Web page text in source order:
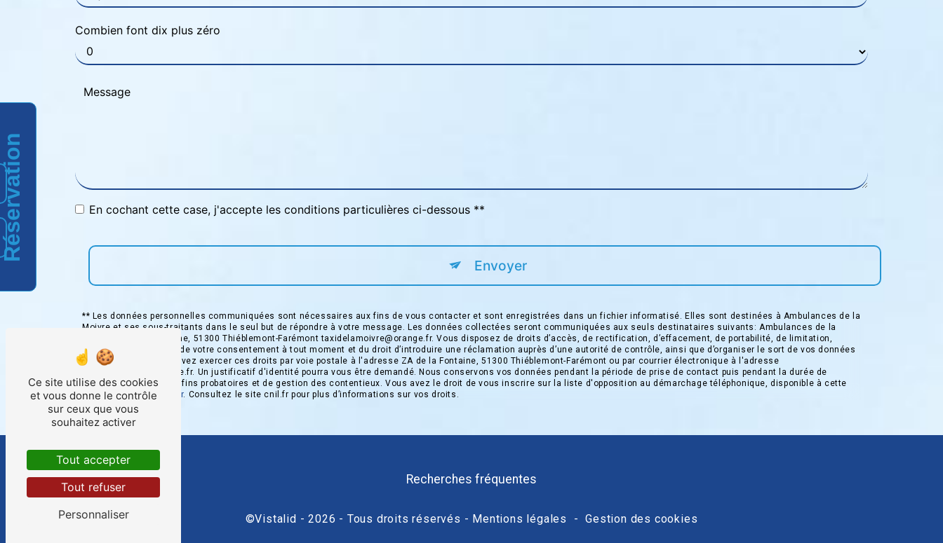
Combien font dix plus zéro
En cochant cette case, j'accepte les conditions particulières ci-dessous **
Envoyer
** Les données personnelles communiquées sont nécessaires aux fins de vous contacter et sont enregistrées dans un fichier informatisé. Elles sont destinées à Ambulances de la
Moivre et ses sous-traitants dans le seul but de répondre à votre message. Les données collectées seront communiquées aux seuls destinataires suivants: Ambulances de la
Moivre ZA de la Fontaine, 51300 Thiéblemont-Farémont taxidelamoivre@orange.fr. Vous disposez de droits d’accès, de rectification, d’effacement, de portabilité, de limitation,
d’opposition, de retrait de votre consentement à tout moment et du droit d’introduire une réclamation auprès d’une autorité de contrôle, ainsi que d’organiser le sort de vos données
post-mortem. Vous pouvez exercer ces droits par voie postale à l'adresse ZA de la Fontaine, 51300 Thiéblemont-Farémont ou par courrier électronique à l'adresse
taxidelamoivre@orange.fr. Un justificatif d'identité pourra vous être demandé. Nous conservons vos données pendant la période de prise de contact puis pendant la durée de
prescription légale aux fins probatoires et de gestion des contentieux. Vous avez le droit de vous inscrire sur la liste d'opposition au démarchage téléphonique, disponible à cette
adresse:Bloctel.gouv.fr. Consultez le site cnil.fr pour plus d’informations sur vos droits.
Recherches fréquentes
©Vistalid - 2026 - Tous droits réservés - Mentions légales -Gestion des cookies
Réservation
Ce site utilise des cookies
et vous donne le contrôle
sur ceux que vous
souhaitez activer
Tout accepter
Tout refuser
Personnaliser